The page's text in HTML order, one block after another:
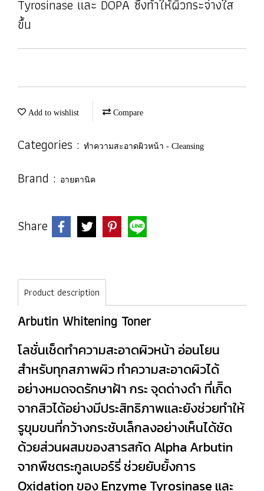
Tyrosinase และ DOPA ซึ่งทำให้ผิวกระจ่างใส
ขึ้น
Add to wishlist Compare
Categories : ทำความสะอาดผิวหน้า - Cleansing
Brand : อายตานิค
Share
Product description
Arbutin Whitening Toner
โลชั่นเช็ดทำความสะอาดผิวหน้า อ่อนโยน
สำหรับทุกสภาพผิว ทำความสะอาดผิวได้
อย่างหมดจดรักษาฝ้า กระ จุดด่างดำ ที่เกิิด
จากสิวได้อย่างมีประสิทธิภาพและยังช่วยทำให้
รูขุมขนที่กว้างกระชับเล็กลงอย่างเห็นได้ชัด
ด้วยส่วนผสมของสารสกัด Alpha Arbutin
จากพืชตระกูลเบอร์รี่ ช่วยยับยั้งการ
Oxidation ของ Enzyme Tyrosinase และ